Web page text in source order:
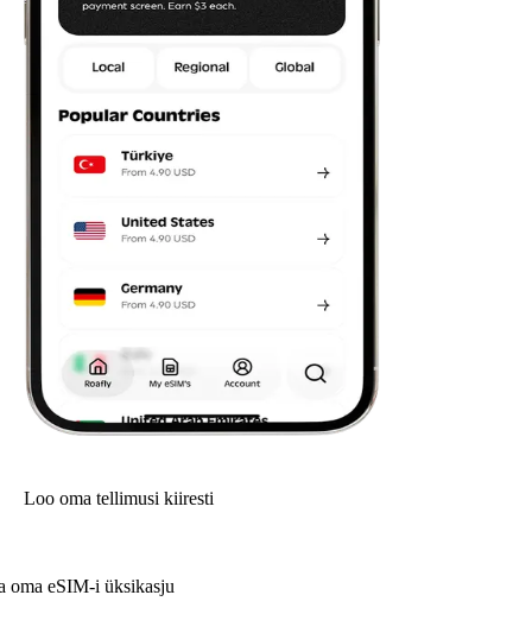
Loo oma tellimusi kiiresti
oma eSIM-i üksikasju